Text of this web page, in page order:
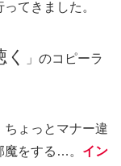
てきました。
」のコピーラ
ょっとマナー違
魔をする…。 イン